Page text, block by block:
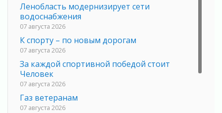
Ленобласть модернизирует сети
водоснабжения
07 августа 2026
К спорту – по новым дорогам
07 августа 2026
За каждой спортивной победой стоит
Человек
07 августа 2026
Газ ветеранам
07 августа 2026